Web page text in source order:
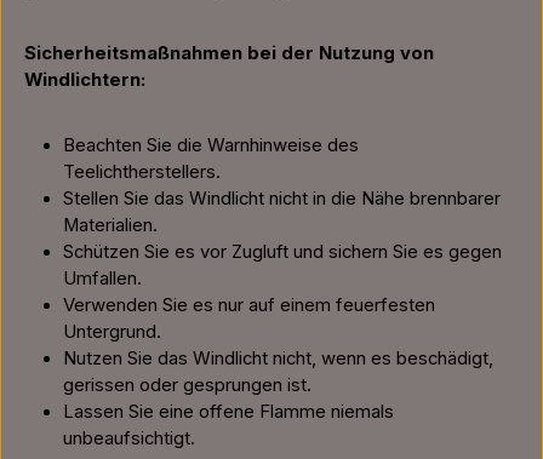
Sicherheitsmaßnahmen bei der Nutzung von
Windlichtern:
Beachten Sie die Warnhinweise des
Teelichtherstellers.
Stellen Sie das Windlicht nicht in die Nähe brennbarer
Materialien.
Schützen Sie es vor Zugluft und sichern Sie es gegen
Umfallen.
Verwenden Sie es nur auf einem feuerfesten
Untergrund.
Nutzen Sie das Windlicht nicht, wenn es beschädigt,
gerissen oder gesprungen ist.
Lassen Sie eine offene Flamme niemals
unbeaufsichtigt.